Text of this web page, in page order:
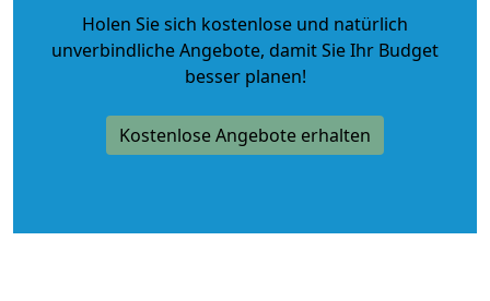
Holen Sie sich kostenlose und natürlich
unverbindliche Angebote, damit Sie Ihr Budget
besser planen!
Kostenlose Angebote erhalten